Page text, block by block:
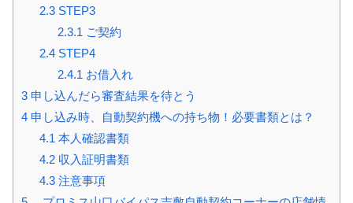
2.3STEP3
2.3.1 ご契約
2.4STEP4
2.4.1 お借入れ
3 申し込んだら審査結果を待とう
4 申し込み時、自動契約機への持ち物！必要書類とは？
4.1 本人確認書類
4.2収入証明書類
4.3注意事項